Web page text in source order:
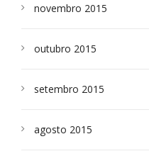
novembro 2015
outubro 2015
setembro 2015
agosto 2015